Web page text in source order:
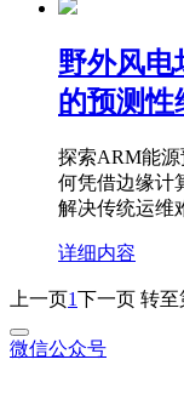
野外风电
的预测性
探索ARM能
何凭借边缘计
解决传统运维
详细内容
上一页1下一页 转至
微信公众号